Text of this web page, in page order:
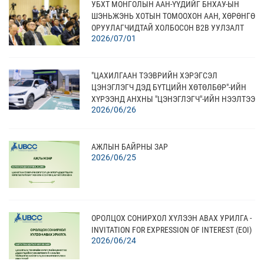
УБХТ МОНГОЛЫН ААН-ҮҮДИЙГ БНХАУ-ЫН
ШЭНЬЖЭНЬ ХОТЫН ТОМООХОН ААН, ХӨРӨНГӨ
ОРУУЛАГЧИДТАЙ ХОЛБОСОН В2В УУЛЗАЛТ
АМЖИЛТТАЙ ЗОХИОН БАЙГУУЛЛАА
2026/07/01
"ЦАХИЛГААН ТЭЭВРИЙН ХЭРЭГСЭЛ
ЦЭНЭГЛЭГЧ ДЭД БҮТЦИЙН ХӨТӨЛБӨР"-ИЙН
ХҮРЭЭНД АНХНЫ "ЦЭНЭГЛЭГЧ"-ИЙН НЭЭЛТЭЭ
ХИЙЛЭЭ
2026/06/26
АЖЛЫН БАЙРНЫ ЗАР
2026/06/25
ОРОЛЦОХ СОНИРХОЛ ХҮЛЭЭН АВАХ УРИЛГА -
INVITATION FOR EXPRESSION OF INTEREST (EOI)
2026/06/24